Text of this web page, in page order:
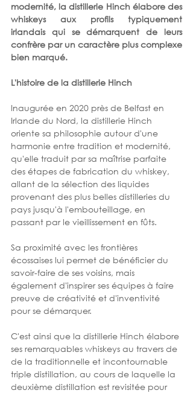
modernité, la distillerie Hinch élabore des
whiskeys aux profils typiquement
irlandais qui se démarquent de leurs
confrère par un caractère plus complexe
bien marqué.
L'histoire de la distillerie Hinch
Inaugurée en 2020 près de Belfast en
Irlande du Nord, la distillerie Hinch
oriente sa philosophie autour d'une
harmonie entre tradition et modernité,
qu'elle traduit par sa maîtrise parfaite
des étapes de fabrication du whiskey,
allant de la sélection des liquides
provenant des plus belles distilleries du
pays jusqu'à l'embouteillage, en
passant par le vieillissement en fûts.
Sa proximité avec les frontières
écossaises lui permet de bénéficier du
savoir-faire de ses voisins, mais
également d'inspirer ses équipes à faire
preuve de créativité et d'inventivité
pour se démarquer.
C'est ainsi que la distillerie Hinch élabore
ses remarquables whiskeys au travers de
de la traditionnelle et incontournable
triple distillation, au cours de laquelle la
deuxième distillation est revisitée pour